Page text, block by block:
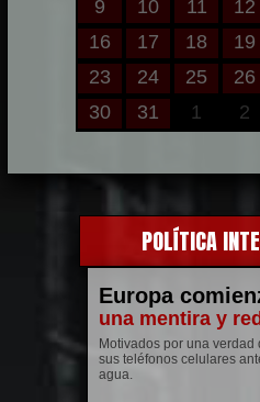
POLÍTICA
Europa
una mentira y
Motivados por una verdad
sus teléfonos celulares
agua.